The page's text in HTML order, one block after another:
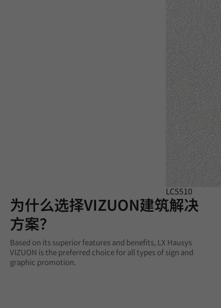
LC5510
‌为什么选择VIZUON建筑解决
方案？‌
Based on its superior features and benefits, LX Hausys
VIZUON is the preferred choice for all types of sign and
graphic promotion.